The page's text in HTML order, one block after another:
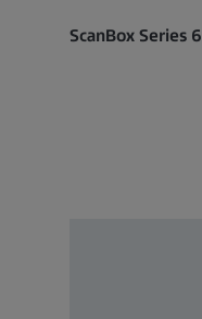
ScanBox Series 6